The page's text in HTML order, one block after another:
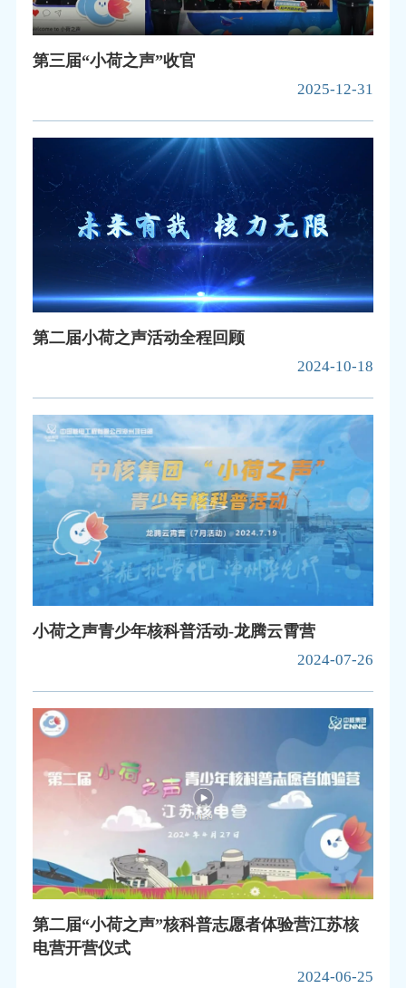
第三届“小荷之声”收官
2025-12-31
第二届小荷之声活动全程回顾
2024-10-18
小荷之声青少年核科普活动-龙腾云霄营
2024-07-26
第二届“小荷之声”核科普志愿者体验营江苏核
电营开营仪式
2024-06-25